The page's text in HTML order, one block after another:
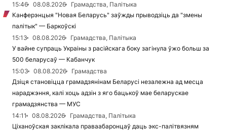
15:46
08.08.2026
Грамадства, Палітыка
Канферэнцыя "Новая Беларусь" заўжды прыводзіць да "змены
палітык" — Баркоўскі
15:13
08.08.2026
Грамадства, Палітыка
У вайне супраць Украіны з расійскага боку загінула ўжо больш за
500 беларусаў — Кабанчук
15:03
08.08.2026
Грамадства
Дзіця становіцца грамадзянінам Беларусі незалежна ад месца
нараджэння, калі хоць адзін з яго бацькоў мае беларускае
грамадзянства — МУС
14:11
08.08.2026
Грамадства, Палітыка
Ціханоўская заклікала праваабаронцаў даць экс-палітвязням